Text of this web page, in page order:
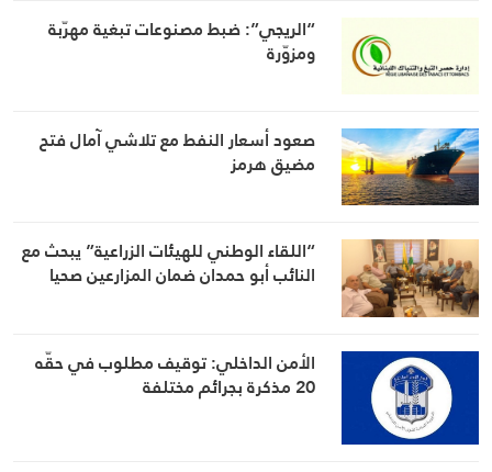
“الريجي”: ضبط مصنوعات تبغية مهرّبة
ومزوّرة
صعود أسعار النفط مع تلاشي آمال فتح
مضيق هرمز
“اللقاء الوطني للهيئات الزراعية” يبحث مع
النائب أبو حمدان ضمان المزارعين صحيا
الأمن الداخلي: توقيف مطلوب في حقّه
20 مذكرة بجرائم مختلفة